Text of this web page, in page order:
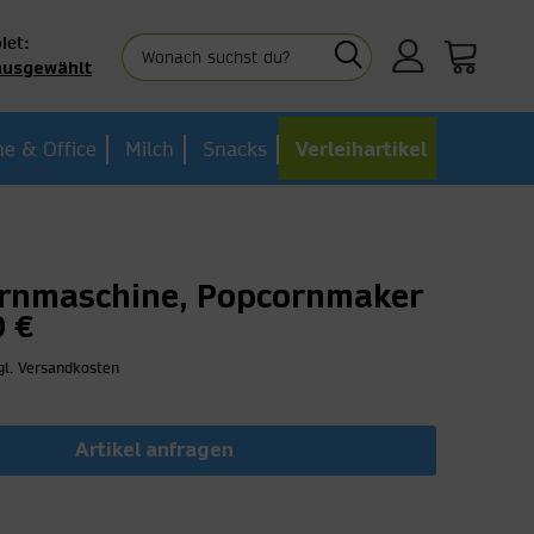
& Office Milch Snacks Verleihartikel
Popcornmaker
€
Versandkosten
Artikel anfragen